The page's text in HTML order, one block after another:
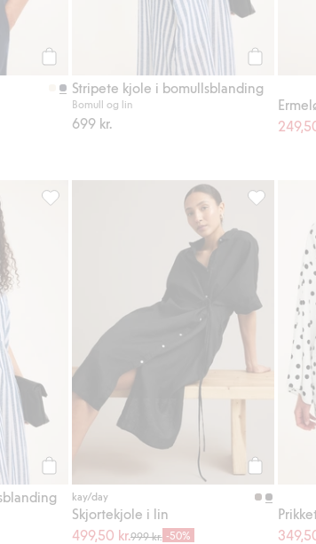
Stripete kjole i bomullsblanding
Bomull og lin
699 kr.
Legg til
Stripete kjole i bomullsblanding, Legg til i
Legg til
kay/day
Skjortekjole i lin
499,50 kr.999 kr. -50%